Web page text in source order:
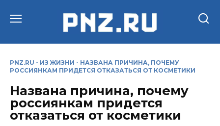
PNZ.RU - ИЗ ЖИЗНИ - НАЗВАНА ПРИЧИНА, ПОЧЕМУ
РОССИЯНКАМ ПРИДЕТСЯ ОТКАЗАТЬСЯ ОТ КОСМЕТИКИ
Названа причина, почему
россиянкам придется
отказаться от косметики